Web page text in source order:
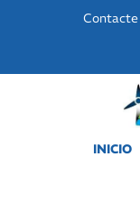
Contacte
INICIO